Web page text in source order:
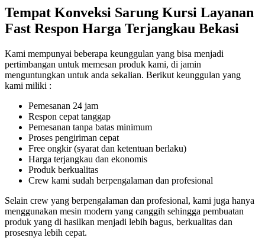
Tempat Konveksi Sarung Kursi Layanan
Fast Respon Harga Terjangkau Bekasi
Kami mempunyai beberapa keunggulan yang bisa menjadi
pertimbangan untuk memesan produk kami, di jamin
menguntungkan untuk anda sekalian. Berikut keunggulan yang
kami miliki :
Pemesanan 24 jam
Respon cepat tanggap
Pemesanan tanpa batas minimum
Proses pengiriman cepat
Free ongkir (syarat dan ketentuan berlaku)
Harga terjangkau dan ekonomis
Produk berkualitas
Crew kami sudah berpengalaman dan profesional
Selain crew yang berpengalaman dan profesional, kami juga hanya
menggunakan mesin modern yang canggih sehingga pembuatan
produk yang di hasilkan menjadi lebih bagus, berkualitas dan
prosesnya lebih cepat.